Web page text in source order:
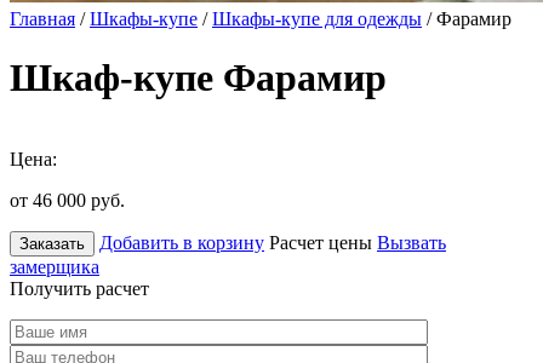
Главная /Шкафы-купе /Шкафы-купе для одежды / Фарамир
Шкаф-купе Фарамир
Цена:
от 46 000 руб.
Заказать Добавить в корзину Расчет цены Вызвать
замерщика
Получить расчет